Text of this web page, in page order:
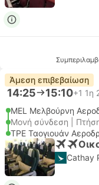
Άμεση επιβεβαίωση
14:25 15:10+1 1η
MEL Μελβούρνη
Μονή σύνδεση |
TPE Ταογιουάν
Cathay